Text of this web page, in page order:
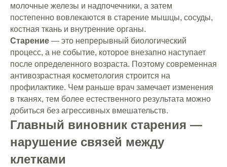
молочные железы и надпочечники, а затем
постепенно вовлекаются в старение мышцы, сосуды,
костная ткань и внутренние органы.
Старение — это непрерывный биологический
процесс, а не событие, которое внезапно наступает
после определенного возраста. Поэтому современная
антивозрастная косметология строится на
профилактике. Чем раньше врач замечает изменения
в тканях, тем более естественного результата можно
добиться без агрессивных вмешательств.
Главный виновник старения —
нарушение связей между
клетками